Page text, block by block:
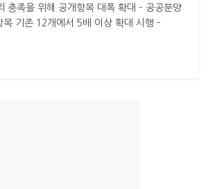
충족을 위해 공개항목 대폭 확대 – 공공분양
목 기존 12개에서 5배 이상 확대 시행 –